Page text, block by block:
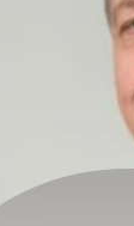
Dozent